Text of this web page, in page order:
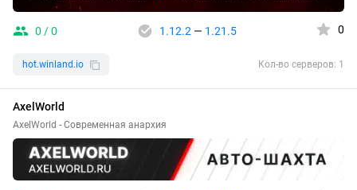
0 / 0 1.12.2 — 1.21.5 0
hot.winland.io Кол-во серверов: 1
AxelWorld
AxelWorld - Современная анархия